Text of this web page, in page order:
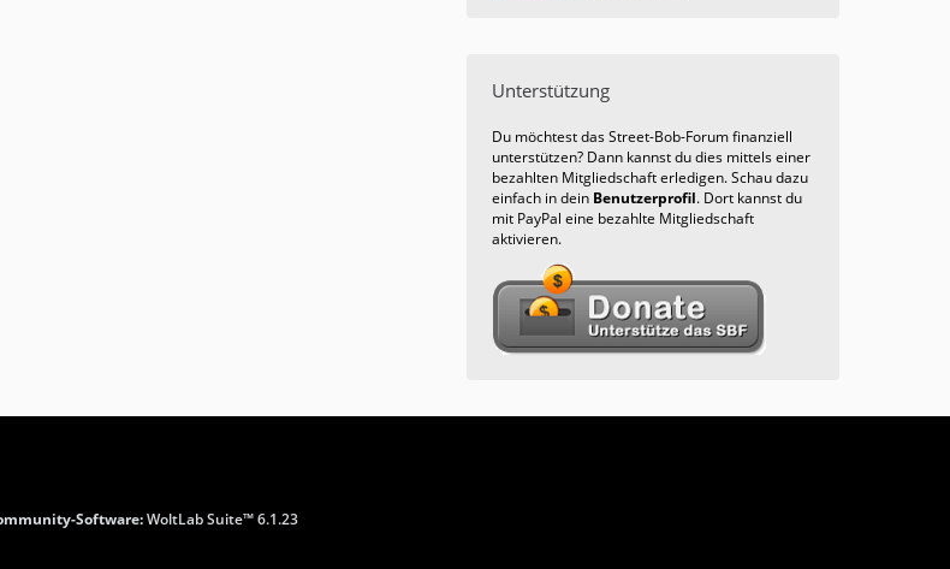
Unterstützung
Du möchtest das Street-Bob-Forum finanziell
unterstützen? Dann kannst du dies mittels einer
bezahlten Mitgliedschaft erledigen. Schau dazu
einfach in dein Benutzerprofil. Dort kannst du
mit PayPal eine bezahlte Mitgliedschaft
aktivieren.
Software:WoltLab Suite™ 6.1.23